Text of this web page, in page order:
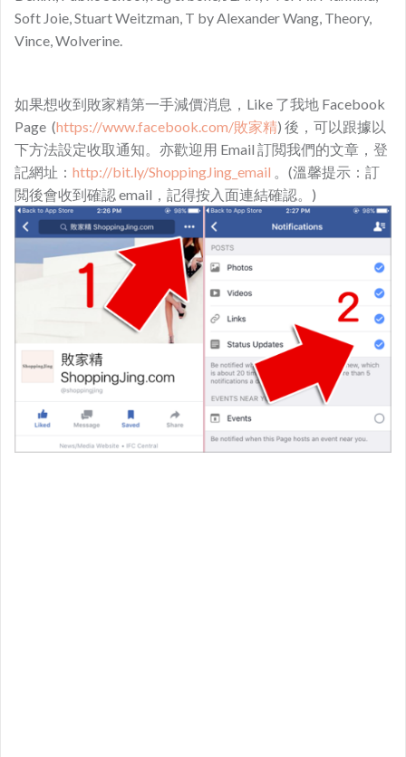
Soft Joie, Stuart Weitzman, T by Alexander Wang, Theory,
Vince, Wolverine.
如果想收到敗家精第一手減價消息，Like 了我地 Facebook
Page (https://www.facebook.com/敗家精) 後，可以跟據以
下方法設定收取通知。亦歡迎用 Email 訂閲我們的文章，登
記網址： http://bit.ly/ShoppingJing_email 。(溫馨提示：訂
閲後會收到確認 email，記得按入面連結確認。)